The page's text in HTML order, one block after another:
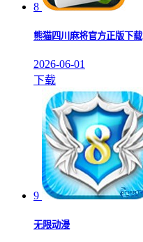
8
熊猫四川麻将官方正版下载
2026-06-01
下载
9
无限动漫